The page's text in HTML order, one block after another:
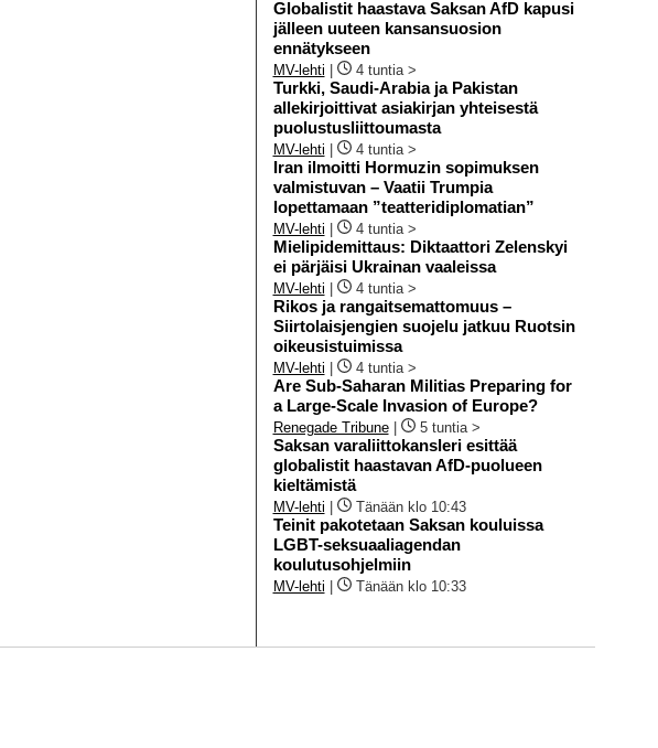
Globalistit haastava Saksan AfD kapusi
jälleen uuteen kansansuosion
ennätykseen
MV-lehti 4 tuntia >
Turkki, Saudi-Arabia ja Pakistan
allekirjoittivat asiakirjan yhteisestä
puolustusliittoumasta
MV-lehti 4 tuntia >
Iran ilmoitti Hormuzin sopimuksen
valmistuvan – Vaatii Trumpia
lopettamaan ”teatteridiplomatian”
MV-lehti 4 tuntia >
Mielipidemittaus: Diktaattori Zelenskyi
ei pärjäisi Ukrainan vaaleissa
MV-lehti 4 tuntia >
Rikos ja rangaitsemattomuus –
Siirtolaisjengien suojelu jatkuu Ruotsin
oikeusistuimissa
MV-lehti 4 tuntia >
Are Sub-Saharan Militias Preparing for
a Large-Scale Invasion of Europe?
Renegade Tribune| 5 tuntia >
Saksan varaliittokansleri esittää
globalistit haastavan AfD-puolueen
kieltämistä
MV-lehti Tänään klo 10:43
Teinit pakotetaan Saksan kouluissa
LGBT-seksuaaliagendan
koulutusohjelmiin
MV-lehti Tänään klo 10:33